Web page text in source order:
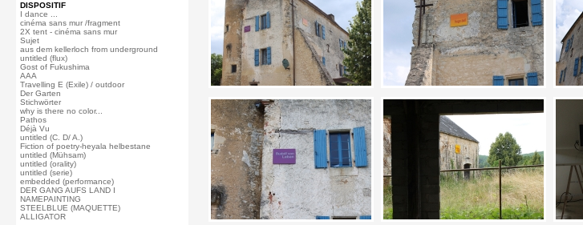
DISPOSITIF
I dance ...
cinéma sans mur /fragment
2X tent - cinéma sans mur
Sujet
aus dem kellerloch from underground
untitled (flux)
Gost of Fukushima
AAA
Travelling E (Exile) / outdoor
Der Garten
Stichwörter
why is there no color...
Pathos
Déjà Vu
untitled (C. D/ A.)
Fiction of poetry-heyala helbestane
untitled (Mühsam)
untitled (orality)
untitled (serie)
embedded (performance)
DER GANG AUFS LAND I
NAMEPAINTING
STEELBLUE (MAQUETTE)
ALLIGATOR